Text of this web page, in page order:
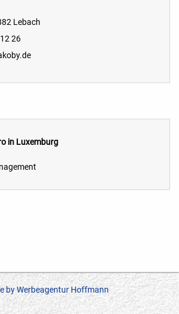
Lebach
26
in Luxemburg
by Werbeagentur Hoffmann